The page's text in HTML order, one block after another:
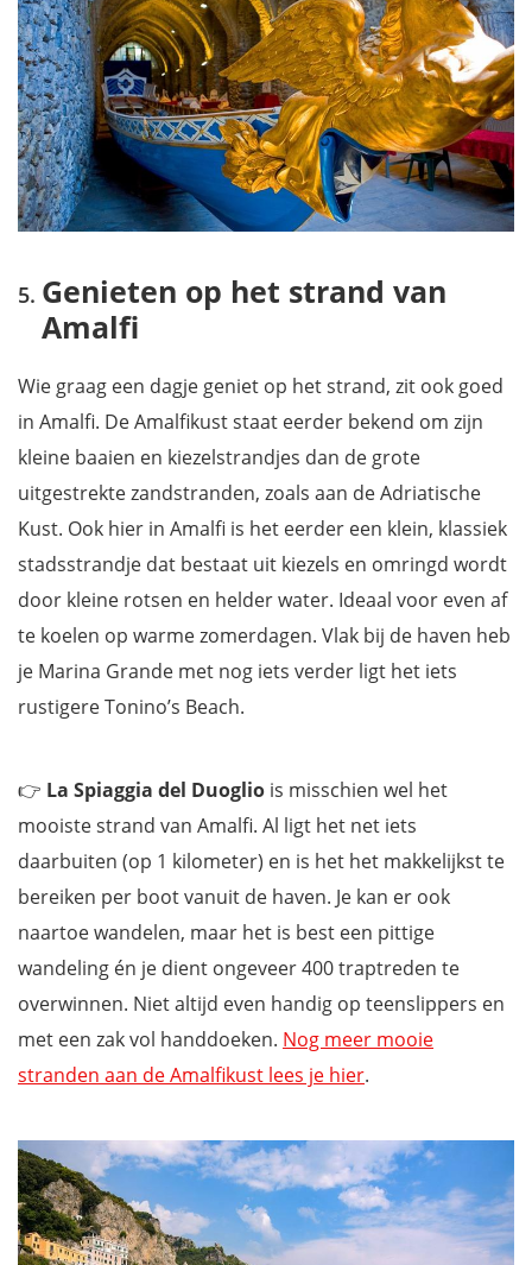
Genieten op het strand van
Amalfi
Wie graag een dagje geniet op het strand, zit ook goed
in Amalfi. De Amalfikust staat eerder bekend om zijn
kleine baaien en kiezelstrandjes dan de grote
uitgestrekte zandstranden, zoals aan de Adriatische
Kust. Ook hier in Amalfi is het eerder een klein, klassiek
stadsstrandje dat bestaat uit kiezels en omringd wordt
door kleine rotsen en helder water. Ideaal voor even af
te koelen op warme zomerdagen. Vlak bij de haven heb
je Marina Grande met nog iets verder ligt het iets
rustigere Tonino’s Beach.
👉 La Spiaggia del Duoglio is misschien wel het
mooiste strand van Amalfi. Al ligt het net iets
daarbuiten (op 1 kilometer) en is het het makkelijkst te
bereiken per boot vanuit de haven. Je kan er ook
naartoe wandelen, maar het is best een pittige
wandeling én je dient ongeveer 400 traptreden te
overwinnen. Niet altijd even handig op teenslippers en
met een zak vol handdoeken. Nog meer mooie
stranden aan de Amalfikust lees je hier.